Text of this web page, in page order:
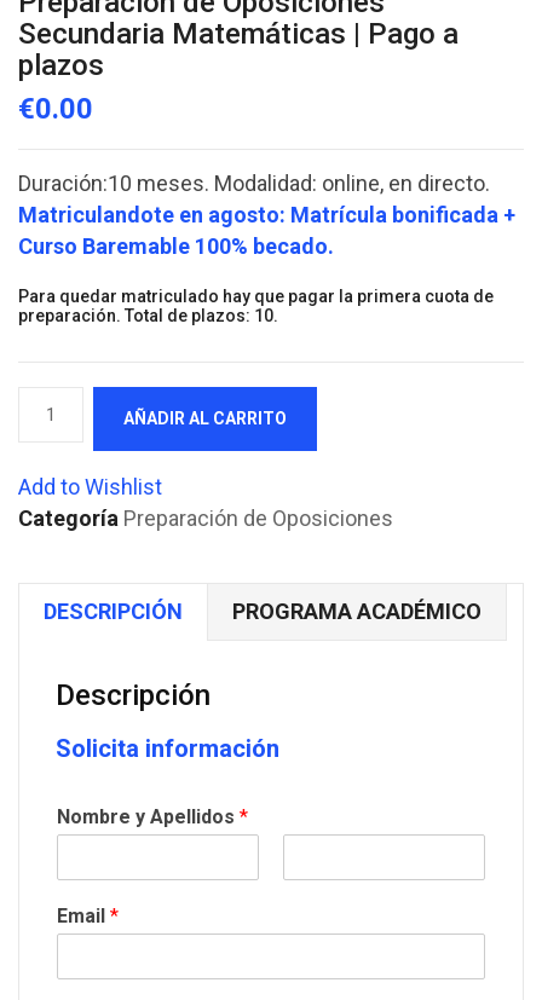
Secundaria Matemáticas | Pago a
plazos
€0.00
Duración:10 meses. Modalidad: online, en directo.
Matriculandote en agosto: Matrícula bonificada +
Curso Baremable 100% becado.
Para quedar matriculado hay que pagar la primera cuota de
preparación. Total de plazos: 10.
Preparación
Secundaria
Matemáticas
Pago
cantidad
AÑADIR AL CARRITO
Add to Wishlist
Categoría Preparación de Oposiciones
DESCRIPCIÓN PROGRAMA ACADÉMICO
Descripción
Solicita información
Nombre y Apellidos *
Email *